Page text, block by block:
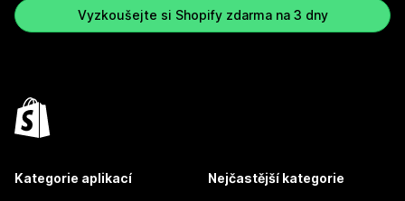
Vyzkoušejte si Shopify zdarma na 3 dny
Kategorie aplikací Nejčastější kategorie